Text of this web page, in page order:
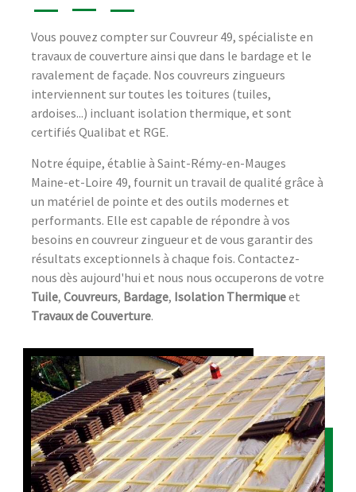
Vous pouvez compter sur Couvreur 49, spécialiste en
travaux de couverture ainsi que dans le bardage et le
ravalement de façade. Nos couvreurs zingueurs
interviennent sur toutes les toitures (tuiles,
ardoises...) incluant isolation thermique, et sont
certifiés Qualibat et RGE.
Notre équipe, établie à Saint-Rémy-en-Mauges
Maine-et-Loire 49, fournit un travail de qualité grâce à
un matériel de pointe et des outils modernes et
performants. Elle est capable de répondre à vos
besoins en couvreur zingueur et de vous garantir des
résultats exceptionnels à chaque fois. Contactez-
nous dès aujourd'hui et nous nous occuperons de votre
Tuile, Couvreurs, Bardage, Isolation Thermiqueet
Travaux de Couverture.